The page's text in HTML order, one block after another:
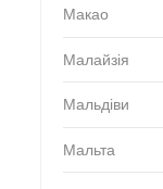
Макао
Малайзія
Мальдіви
Мальта